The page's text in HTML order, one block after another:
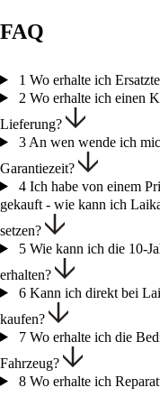
FAQ
1 Wo erhalte ich
2 Wo erhalte ich einen
Lieferung?
3 An wen wende ich
Garantiezeit?
4 Ich habe von einem
gekauft - wie kann ich
setzen?
5 Wie kann ich die 10-
erhalten?
6 Kann ich direkt bei
kaufen?
7 Wo erhalte ich die
Fahrzeug?
8 Wo erhalte ich